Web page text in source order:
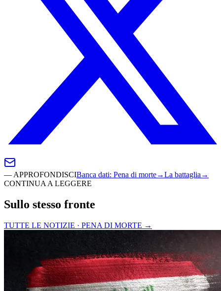
— APPROFONDISCIBanca dati: Pena di morte→La battaglia →
CONTINUA A LEGGERE
Sullo stesso fronte
TUTTE LE NOTIZIE · PENA DI MORTE →